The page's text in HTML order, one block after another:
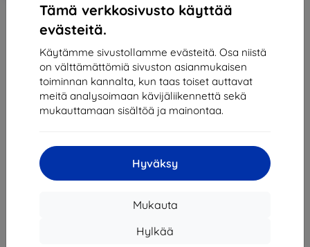
Tämä verkkosivusto käyttää
evästeitä.
Käytämme sivustollamme evästeitä. Osa niistä
on välttämättömiä sivuston asianmukaisen
toiminnan kannalta, kun taas toiset auttavat
meitä analysoimaan kävijäliikennettä sekä
mukauttamaan sisältöä ja mainontaa.
Hyväksy
Mukauta
Hylkää
3MK FlexibleGlass Nokia 6.1 2018
Hybrid Glass
12,90 €
11,61 €
Varastossa > 5 kpl
yhteensä5.